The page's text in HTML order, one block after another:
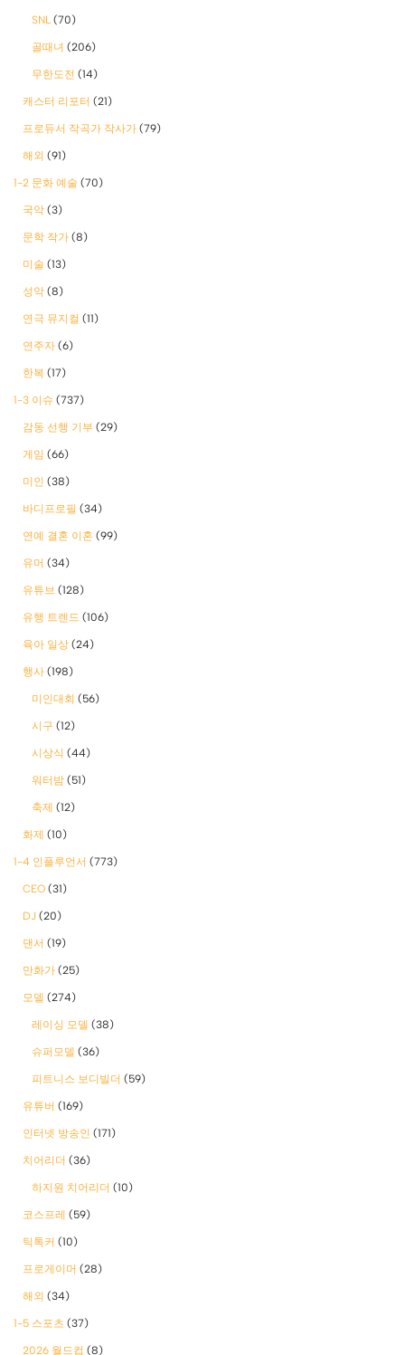
SNL (70)
골때녀 (206)
무한도전 (14)
캐스터 리포터 (21)
프로듀서 작곡가 작사가 (79)
해외 (91)
1-2 문화 예술 (70)
국악 (3)
문학 작가 (8)
미술 (13)
성악 (8)
연극 뮤지컬 (11)
연주자 (6)
한복 (17)
1-3 이슈 (737)
감동 선행 기부 (29)
게임 (66)
미인 (38)
바디프로필 (34)
연예 결혼 이혼 (99)
유머 (34)
유튜브 (128)
유행 트렌드 (106)
육아 일상 (24)
행사 (198)
미인대회 (56)
시구 (12)
시상식 (44)
워터밤 (51)
축제 (12)
화제 (10)
1-4 인플루언서 (773)
CEO (31)
DJ (20)
댄서 (19)
만화가 (25)
모델 (274)
레이싱 모델 (38)
슈퍼모델 (36)
피트니스 보디빌더 (59)
유튜버 (169)
인터넷 방송인 (171)
치어리더 (36)
하지원 치어리더 (10)
코스프레 (59)
틱톡커 (10)
프로게이머 (28)
해외 (34)
1-5 스포츠 (37)
2026 월드컵 (8)